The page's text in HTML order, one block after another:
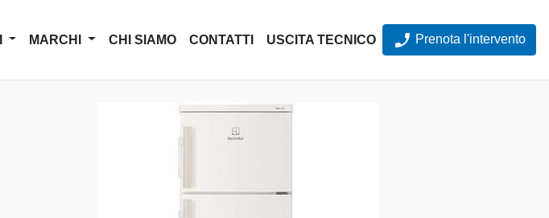
MARCHI CHI SIAMO CONTATTI USCITA TECNICO Prenota l'intervento